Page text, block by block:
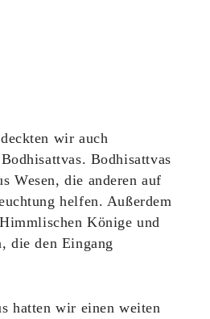
wir auch
Bodhisattvas
Wesen, die anderen auf
helfen. Außerdem
Könige und
die den Eingang
hatten wir einen weiten